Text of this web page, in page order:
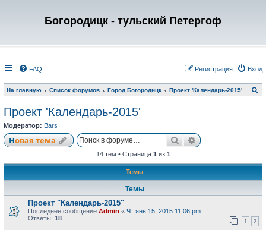
Богородицк - тульский Петергоф
FAQ Вход
Регистрация
На главную Список форумов Город Богородицк Проект 'Календарь-2015'
о
Проект 'Календарь-2015'
Модератор: Bars
Новая тема ПоискРасширенный
14 тем • Страница 1 из 1
Темы
Темы
Проект "Календарь-2015"
Последнее сообщение Admin « Чт янв 15, 2015 11:06 pm
Ответы: 18 1 2